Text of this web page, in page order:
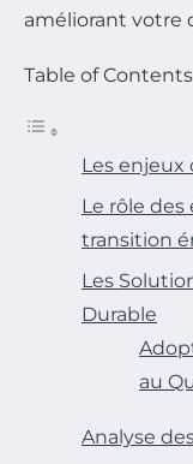
améliorant votre
Table of Contents
Les
Le rôle des
transition
Les
Durable
au
Analyse